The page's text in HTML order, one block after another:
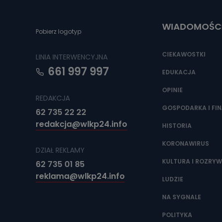
Jakie
Państwa (lub
źródeł
oraz partnerzy
Jak
Można to
Pobierz logotyp
LINIA INTERWENCYJNA
661 997 997
REDAKCJA
62 735 22 22
redakcja@wlkp24.info
DZIAŁ REKLAMY
62 735 01 85
reklama@wlkp24.info
CIEKAWOSTKI
EDUKACJA
OPINIE
GOSPODARKA I
HISTORIA
KORONAWIRUS
KULTURA I
LUDZIE
NA SYGNALE
POLITYKA